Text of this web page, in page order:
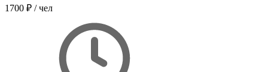
1700 ₽ / чел